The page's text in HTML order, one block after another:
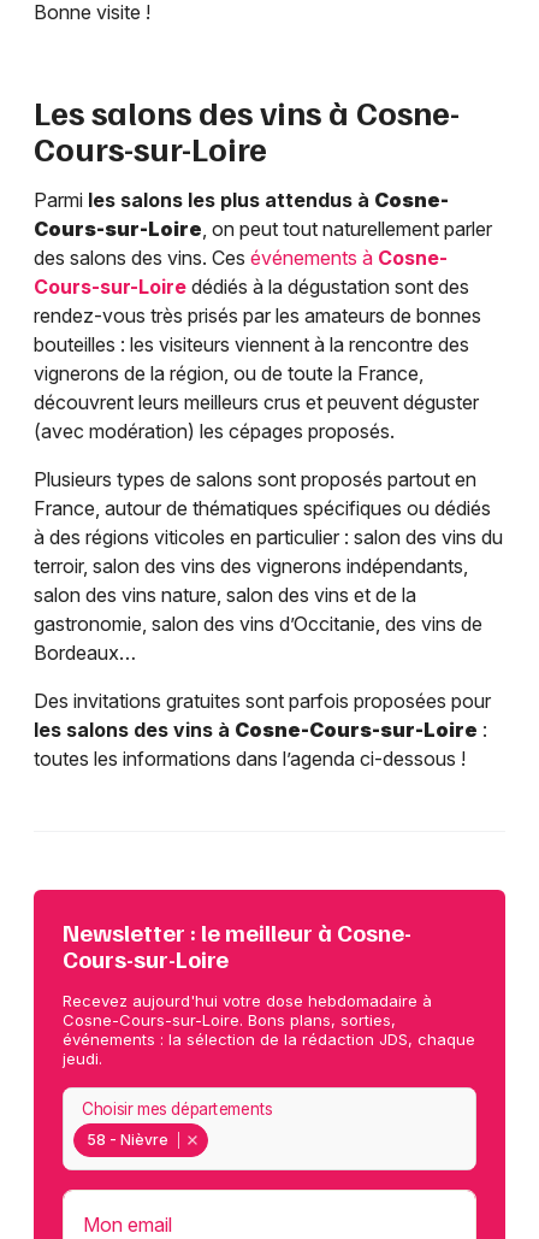
Bonne visite !
Les salons des vins à Cosne-
Cours-sur-Loire
Parmi les salons les plus attendus à Cosne-
Cours-sur-Loire, on peut tout naturellement parler
des salons des vins. Ces événements à Cosne-
Cours-sur-Loire dédiés à la dégustation sont des
rendez-vous très prisés par les amateurs de bonnes
bouteilles : les visiteurs viennent à la rencontre des
vignerons de la région, ou de toute la France,
découvrent leurs meilleurs crus et peuvent déguster
(avec modération) les cépages proposés.
Plusieurs types de salons sont proposés partout en
France, autour de thématiques spécifiques ou dédiés
à des régions viticoles en particulier : salon des vins du
terroir, salon des vins des vignerons indépendants,
salon des vins nature, salon des vins et de la
gastronomie, salon des vins d’Occitanie, des vins de
Bordeaux…
Des invitations gratuites sont parfois proposées pour
les salons des vins à Cosne-Cours-sur-Loire :
toutes les informations dans l’agenda ci-dessous !
Newsletter : le meilleur à Cosne-
Cours-sur-Loire
Recevez aujourd'hui votre dose hebdomadaire à
Cosne-Cours-sur-Loire. Bons plans, sorties,
événements : la sélection de la rédaction JDS, chaque
jeudi.
58 - Nièvre
Choisir mes départements
Mon email